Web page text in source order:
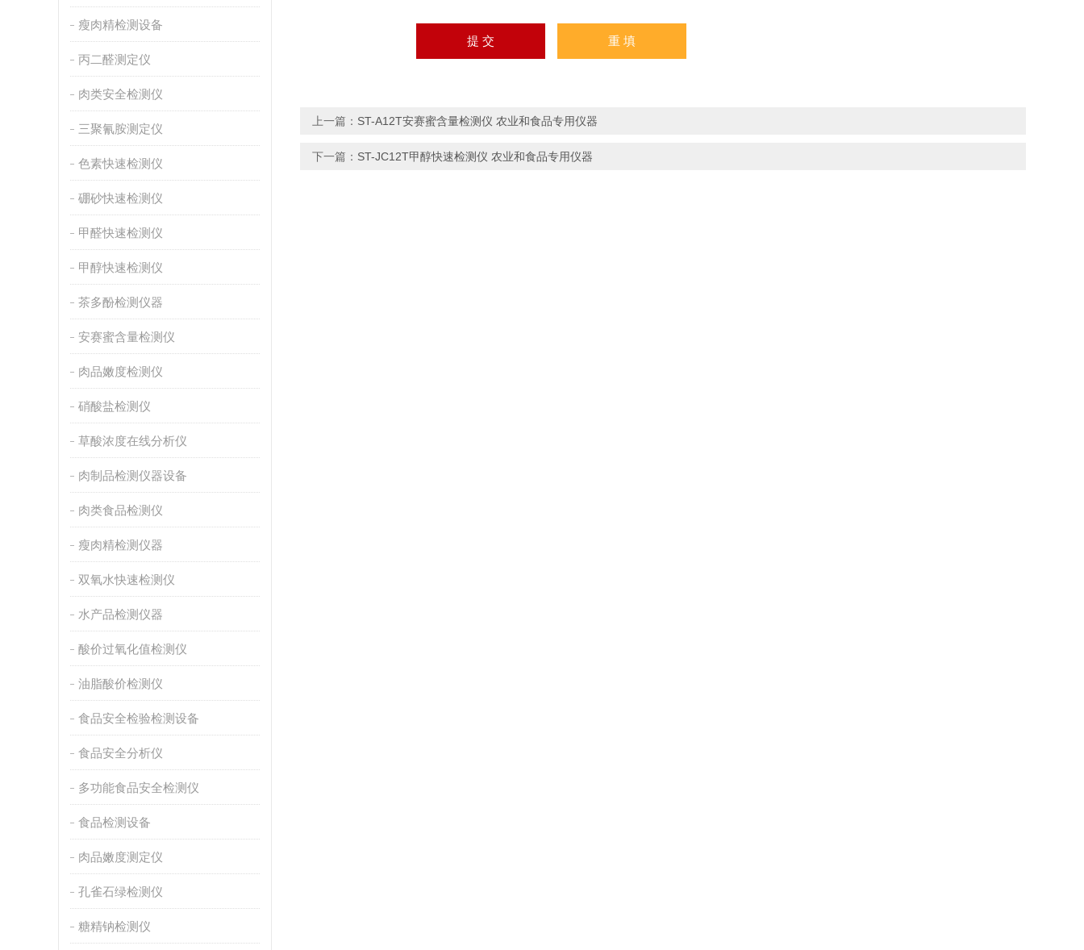
瘦肉精检测设备
丙二醛测定仪
肉类安全检测仪
三聚氰胺测定仪
色素快速检测仪
硼砂快速检测仪
甲醛快速检测仪
甲醇快速检测仪
茶多酚检测仪器
安赛蜜含量检测仪
肉品嫩度检测仪
硝酸盐检测仪
草酸浓度在线分析仪
肉制品检测仪器设备
肉类食品检测仪
瘦肉精检测仪器
双氧水快速检测仪
水产品检测仪器
酸价过氧化值检测仪
油脂酸价检测仪
食品安全检验检测设备
食品安全分析仪
多功能食品安全检测仪
食品检测设备
肉品嫩度测定仪
孔雀石绿检测仪
糖精钠检测仪
上一篇： ST-A12T安赛蜜含量检测仪 农业和食品专用仪器
下一篇： ST-JC12T甲醇快速检测仪 农业和食品专用仪器